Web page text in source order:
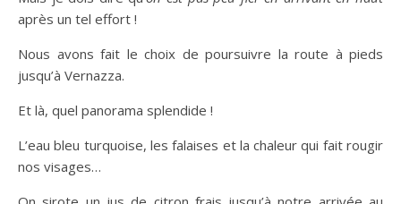
après un tel effort !
Nous avons fait le choix de poursuivre la route à pieds
jusqu’à Vernazza.
Et là, quel panorama splendide !
L’eau bleu turquoise, les falaises et la chaleur qui fait rougir
nos visages…